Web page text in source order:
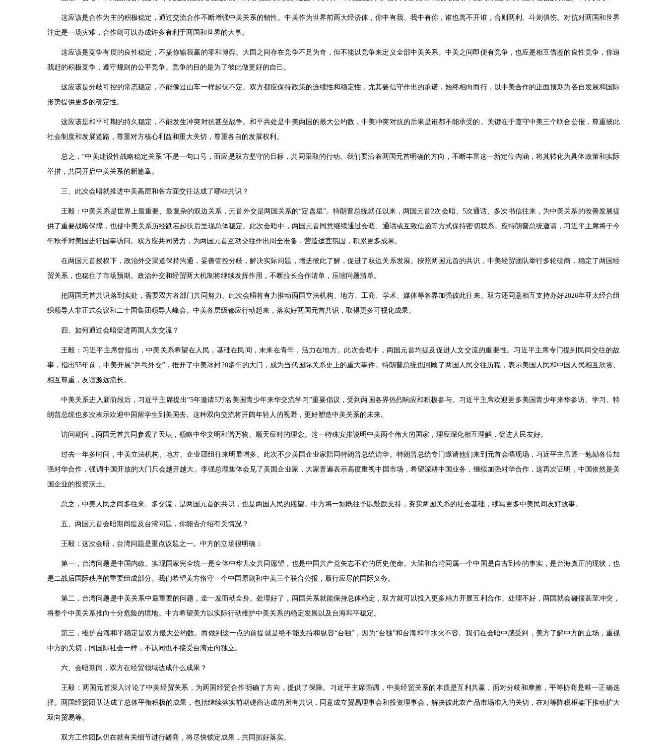
这应该是合作为主的积极稳定，通过交流合作不断增强中美关系的韧性。中美作为世界前两大经济体，你中有我、我中有你，谁也离不开谁，合则两利、斗则俱伤。对抗对两国和世界
注定是一场灾难，合作则可以办成许多有利于两国和世界的大事。
这应该是竞争有度的良性稳定，不搞你输我赢的零和博弈。大国之间存在竞争不足为奇，但不能以竞争来定义全部中美关系。中美之间即便有竞争，也应是相互借鉴的良性竞争，你追
我赶的积极竞争，遵守规则的公平竞争。竞争的目的是为了彼此做更好的自己。
这应该是分歧可控的常态稳定，不能像过山车一样起伏不定。双方都应保持政策的连续性和稳定性，尤其要信守作出的承诺，始终相向而行，以中美合作的正面预期为各自发展和国际
形势提供更多的确定性。
这应该是和平可期的持久稳定，不能发生冲突对抗甚至战争。和平共处是中美两国的最大公约数，中美冲突对抗的后果是谁都不能承受的。关键在于遵守中美三个联合公报，尊重彼此
社会制度和发展道路，尊重对方核心利益和重大关切，尊重各自的发展权利。
总之，“中美建设性战略稳定关系”不是一句口号，而应是双方坚守的目标，共同采取的行动。我们要沿着两国元首明确的方向，不断丰富这一新定位内涵，将其转化为具体政策和实际
举措，共同开启中美关系的新篇章。
三、此次会晤就推进中美高层和各方面交往达成了哪些共识？
王毅：中美关系是世界上最重要、最复杂的双边关系，元首外交是两国关系的“定盘星”。特朗普总统就任以来，两国元首2次会晤、5次通话、多次书信往来，为中美关系的改善发展提
供了重要战略保障，也使中美关系历经跌宕起伏后呈现总体稳定。此次会晤中，两国元首同意继续通过会晤、通话或互致信函等方式保持密切联系。应特朗普总统邀请，习近平主席将于今
年秋季对美国进行国事访问。双方应共同努力，为两国元首互动交往作出周全准备，营造适宜氛围，积累更多成果。
在两国元首授权下，政治外交渠道保持沟通，妥善管控分歧，解决实际问题，增进彼此了解，促进了双边关系发展。按照两国元首的共识，中美经贸团队举行多轮磋商，稳定了两国经
贸关系，也稳住了市场预期。政治外交和经贸两大机制将继续发挥作用，不断拉长合作清单，压缩问题清单。
把两国元首共识落到实处，需要双方各部门共同努力。此次会晤将有力推动两国立法机构、地方、工商、学术、媒体等各界加强彼此往来。双方还同意相互支持办好2026年亚太经合组
织领导人非正式会议和二十国集团领导人峰会。中美各层级都应行动起来，落实好两国元首共识，取得更多可视化成果。
四、如何通过会晤促进两国人文交流？
王毅：习近平主席曾指出，中美关系希望在人民，基础在民间，未来在青年，活力在地方。此次会晤中，两国元首均提及促进人文交流的重要性。习近平主席专门提到民间交往的故
事，指出55年前，中美开展“乒乓外交”，推开了中美冰封20多年的大门，成为当代国际关系史上的重大事件。特朗普总统也回顾了两国人民交往历程，表示美国人民和中国人民相互欣赏、
相互尊重，友谊源远流长。
中美关系进入新阶段后，习近平主席提出“5年邀请5万名美国青少年来华交流学习”重要倡议，受到两国各界热烈响应和积极参与。习近平主席欢迎更多美国青少年来华参访、学习。特
朗普总统也多次表示欢迎中国留学生到美国去。这种双向交流将开阔年轻人的视野，更好塑造中美关系的未来。
访问期间，两国元首共同参观了天坛，领略中华文明和谐万物、顺天应时的理念。这一特殊安排说明中美两个伟大的国家，理应深化相互理解，促进人民友好。
过去一年多时间，中美立法机构、地方、企业团组往来明显增多。此次不少美国企业家陪同特朗普总统访华。特朗普总统专门邀请他们来到元首会晤现场，习近平主席逐一勉励各位加
强对华合作，强调中国开放的大门只会越开越大。李强总理集体会见了美国企业家，大家普遍表示高度重视中国市场，希望深耕中国业务，继续加强对华合作，这再次证明，中国依然是美
国企业的投资沃土。
总之，中美人民之间多往来、多交流，是两国元首的共识，也是两国人民的愿望。中方将一如既往予以鼓励支持，夯实两国关系的社会基础，续写更多中美民间友好故事。
五、两国元首会晤期间提及台湾问题，你能否介绍有关情况？
王毅：这次会晤，台湾问题是重点议题之一。中方的立场很明确：
第一，台湾问题是中国内政。实现国家完全统一是全体中华儿女共同愿望，也是中国共产党矢志不渝的历史使命。大陆和台湾同属一个中国是自古到今的事实，是台海真正的现状，也
是二战后国际秩序的重要组成部分。我们希望美方恪守一个中国原则和中美三个联合公报，履行应尽的国际义务。
第二，台湾问题是中美关系中最重要的问题，牵一发而动全身。处理好了，两国关系就能保持总体稳定，双方就可以投入更多精力开展互利合作。处理不好，两国就会碰撞甚至冲突，
将整个中美关系推向十分危险的境地。中方希望美方以实际行动维护中美关系的稳定发展以及台海和平稳定。
第三，维护台海和平稳定是双方最大公约数。而做到这一点的前提就是绝不能支持和纵容“台独”，因为“台独”和台海和平水火不容。我们在会晤中感受到，美方了解中方的立场，重视
中方的关切，同国际社会一样，不认同也不接受台湾走向独立。
六、会晤期间，双方在经贸领域达成什么成果？
王毅：两国元首深入讨论了中美经贸关系，为两国经贸合作明确了方向，提供了保障。习近平主席强调，中美经贸关系的本质是互利共赢，面对分歧和摩擦，平等协商是唯一正确选
择。两国经贸团队达成了总体平衡积极的成果，包括继续落实前期磋商达成的所有共识，同意成立贸易理事会和投资理事会，解决彼此农产品市场准入的关切，在对等降税框架下推动扩大
双向贸易等。
双方工作团队仍在就有关细节进行磋商，将尽快锁定成果，共同抓好落实。